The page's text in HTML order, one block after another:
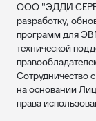
ООО "ЭДДИ
разработку,
программ для
технической
Сотрудничество
на основании
права